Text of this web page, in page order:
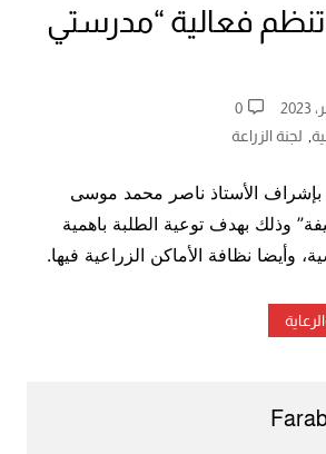
تنظم فعالية “مدرستي
0
, لجنة الزراعة
الأستاذ ناصر محمد موسى
وذلك بهدف توعية الطلبة باهمية
وأيضا نظافة الأماكن الزراعية فيها.